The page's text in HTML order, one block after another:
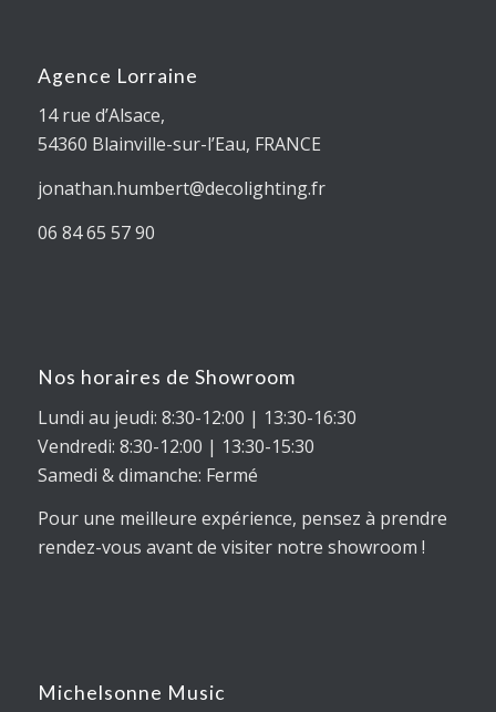
Agence Lorraine
14 rue d’Alsace,
54360 Blainville-sur-l’Eau, FRANCE
jonathan.humbert@decolighting.fr
06 84 65 57 90
Nos horaires de Showroom
Lundi au jeudi: 8:30-12:00 | 13:30-16:30
Vendredi: 8:30-12:00 | 13:30-15:30
Samedi & dimanche: Fermé
Pour une meilleure expérience, pensez à prendre
rendez-vous avant de visiter notre showroom !
Michelsonne Music